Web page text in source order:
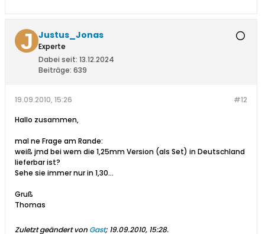
Justus_Jonas
Experte
Dabei seit: 13.12.2024
Beiträge: 639
#12
19.09.2010, 15:26
Hallo zusammen,
mal ne Frage am Rande:
weiß jmd bei wem die 1,25mm Version (als Set) in Deutschland
lieferbar ist?
Sehe sie immer nur in 1,30...
Gruß
Thomas
Zuletzt geändert von Gast; 19.09.2010, 15:28.